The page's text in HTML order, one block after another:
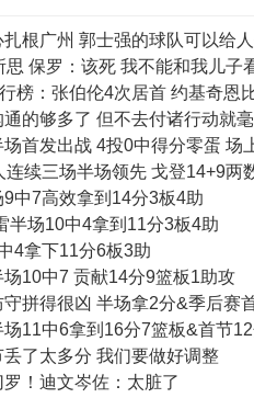
根广州 郭士强的球队可以给
保罗：该死 我不能和我儿子
榜：张伯伦4次居首 约基奇恩
的够多了 但不去付诸行动就
首发出战 4投0中得分零蛋 场
续三场半场领先 戈登14+9两
中7高效拿到14分3板4助
半场10中4拿到11分3板4助
4拿下11分6板3助
10中7 贡献14分9篮板1助攻
拼得很凶 半场拿2分&季后赛
11中6拿到16分7篮板&首节
了太多分 我们要做好调整
！迪文岑佐：太脏了